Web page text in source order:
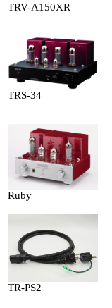
TRV-A150XR
TRS-34
Ruby
TR-PS2